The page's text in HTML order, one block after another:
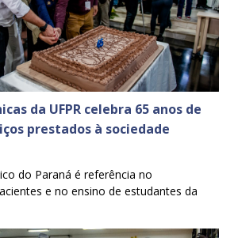
da UFPR celebra 65 anos de
prestados à sociedade
do Paraná é referência no
e no ensino de estudantes da